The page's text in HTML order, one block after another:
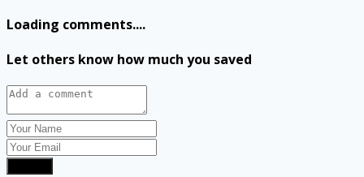
Loading comments....
Let others know how much you saved